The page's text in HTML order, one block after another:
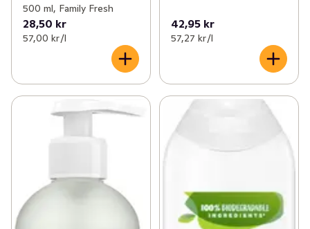
500 ml, Family Fresh
28,50 kr
57,00 kr /l
42,95 kr
57,27 kr /l